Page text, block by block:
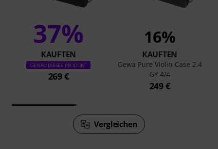
37%
KAUFTEN
GENAU DIESES PRODUKT
269 €
16%
KAUFTEN
Gewa Pure Violin Case 2.4
GY 4/4
249 €
Vergleichen